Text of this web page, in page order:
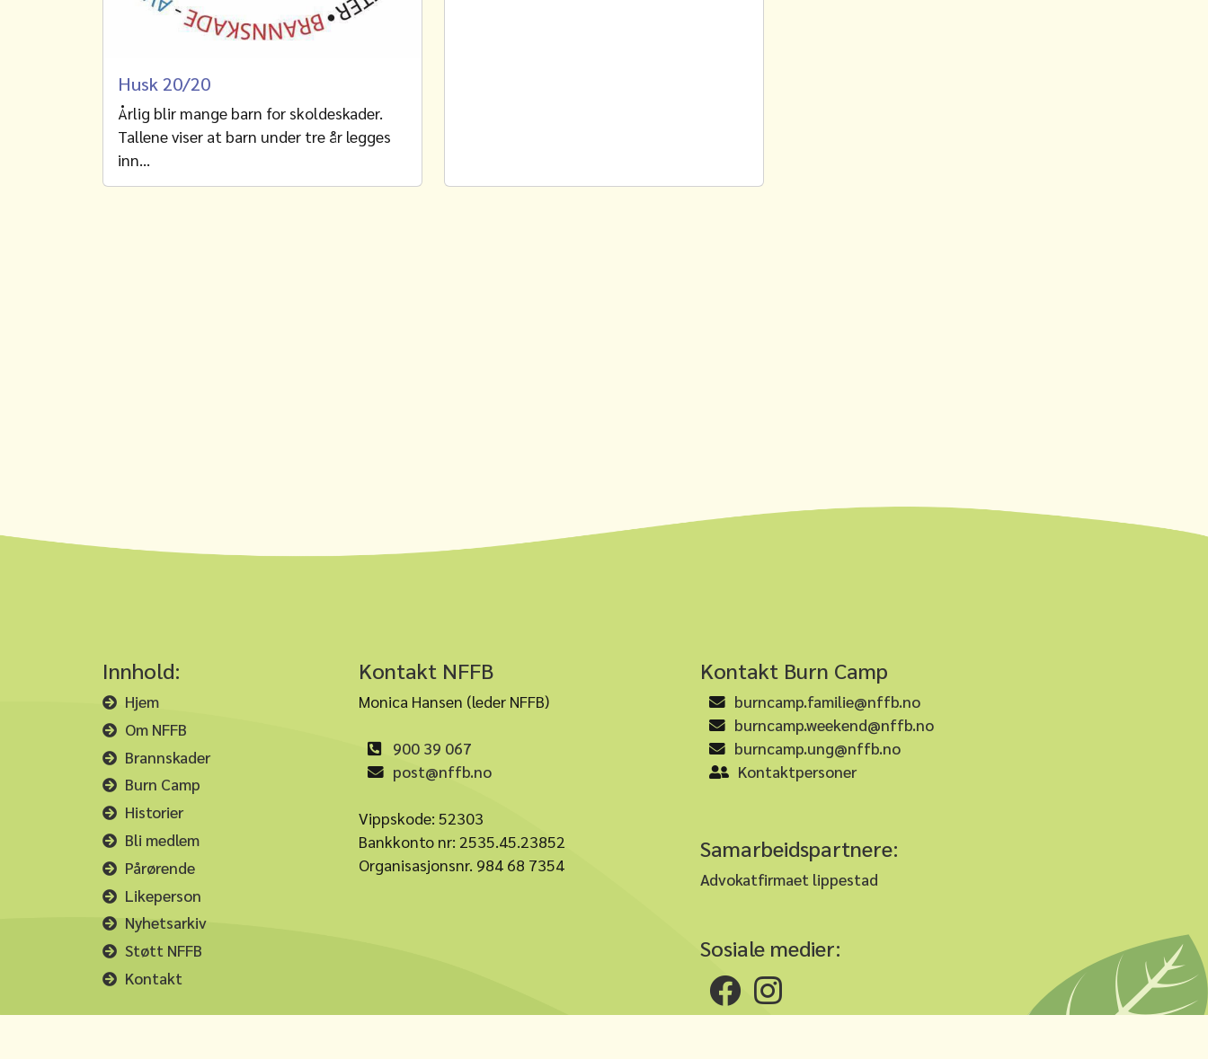
Husk 20/20
Årlig blir mange barn for skoldeskader.
Tallene viser at barn under tre år legges
inn…
Innhold:
Hjem
Om NFFB
Brannskader
Burn Camp
Historier
Bli medlem
Pårørende
Likeperson
Nyhetsarkiv
Støtt NFFB
Kontakt
Kontakt NFFB
Monica Hansen (leder NFFB)
900 39 067
post@nffb.no
Vippskode: 52303
Bankkonto nr: 2535.45.23852
Organisasjonsnr. 984 68 7354
Kontakt Burn Camp
burncamp.familie@nffb.no
burncamp.weekend@nffb.no
burncamp.ung@nffb.no
Kontaktpersoner
Samarbeidspartnere:
Advokatfirmaet lippestad
Sosiale medier: